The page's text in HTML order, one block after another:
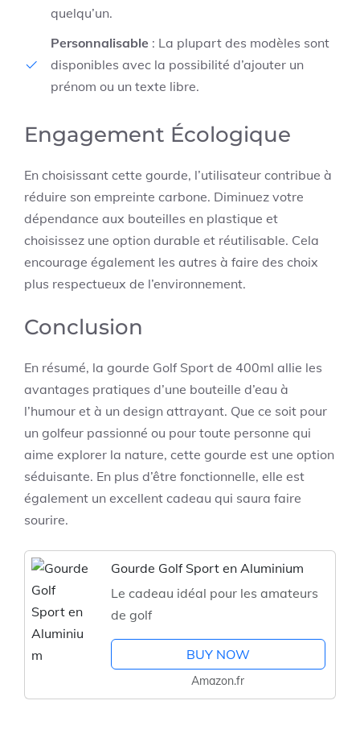
quelqu’un.
Personnalisable : La plupart des modèles sont
disponibles avec la possibilité d’ajouter un
prénom ou un texte libre.
Engagement Écologique
En choisissant cette gourde, l’utilisateur contribue à
réduire son empreinte carbone. Diminuez votre
dépendance aux bouteilles en plastique et
choisissez une option durable et réutilisable. Cela
encourage également les autres à faire des choix
plus respectueux de l’environnement.
Conclusion
En résumé, la gourde Golf Sport de 400ml allie les
avantages pratiques d’une bouteille d’eau à
l’humour et à un design attrayant. Que ce soit pour
un golfeur passionné ou pour toute personne qui
aime explorer la nature, cette gourde est une option
séduisante. En plus d’être fonctionnelle, elle est
également un excellent cadeau qui saura faire
sourire.
Gourde Golf Sport en Aluminium
Le cadeau idéal pour les amateurs
de golf
BUY NOW
Amazon.fr